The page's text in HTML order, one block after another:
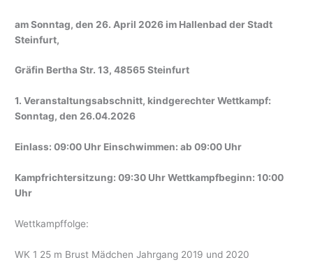
am Sonntag, den 26. April 2026 im Hallenbad der Stadt
Steinfurt,
Gräfin Bertha Str. 13, 48565 Steinfurt
1.Veranstaltungsabschnitt, kindgerechter Wettkampf:
Sonntag, den 26.04.2026
Einlass: 09:00 Uhr Einschwimmen: ab 09:00 Uhr
Kampfrichtersitzung: 09:30 Uhr Wettkampfbeginn: 10:00
Uhr
Wettkampffolge:
WK 1 25 m Brust Mädchen Jahrgang 2019 und 2020